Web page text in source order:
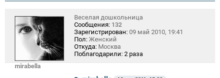
mirabella
Веселая дошкольница
Сообщения: 132
Зарегистрирован: 09 май 2010, 19:41
Пол: Женский
Откуда: Москва
Поблагодарили: 2 раза